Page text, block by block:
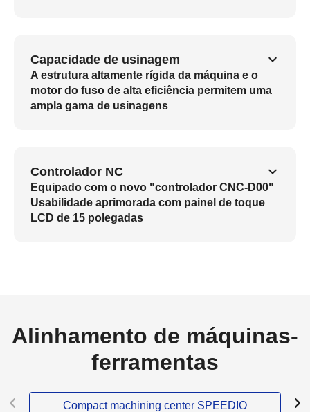
Capacidade de usinagem
A estrutura altamente rígida da máquina e o
motor do fuso de alta eficiência permitem uma
ampla gama de usinagens
Controlador NC
Equipado com o novo "controlador CNC-D00"
Usabilidade aprimorada com painel de toque
LCD de 15 polegadas
Alinhamento de máquinas-
ferramentas
Compact machining center SPEEDIO